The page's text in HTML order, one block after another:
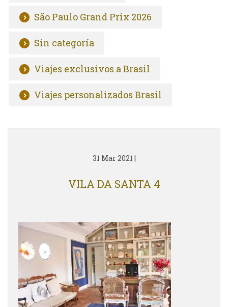
São Paulo Grand Prix 2026
Sin categoría
Viajes exclusivos a Brasil
Viajes personalizados Brasil
31 Mar 2021 |
VILA DA SANTA 4